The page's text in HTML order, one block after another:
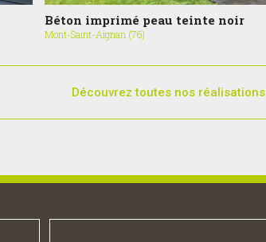
Béton imprimé peau teinte noir
Mont-Saint-Aignan (76)
Découvrez toutes nos réalisations